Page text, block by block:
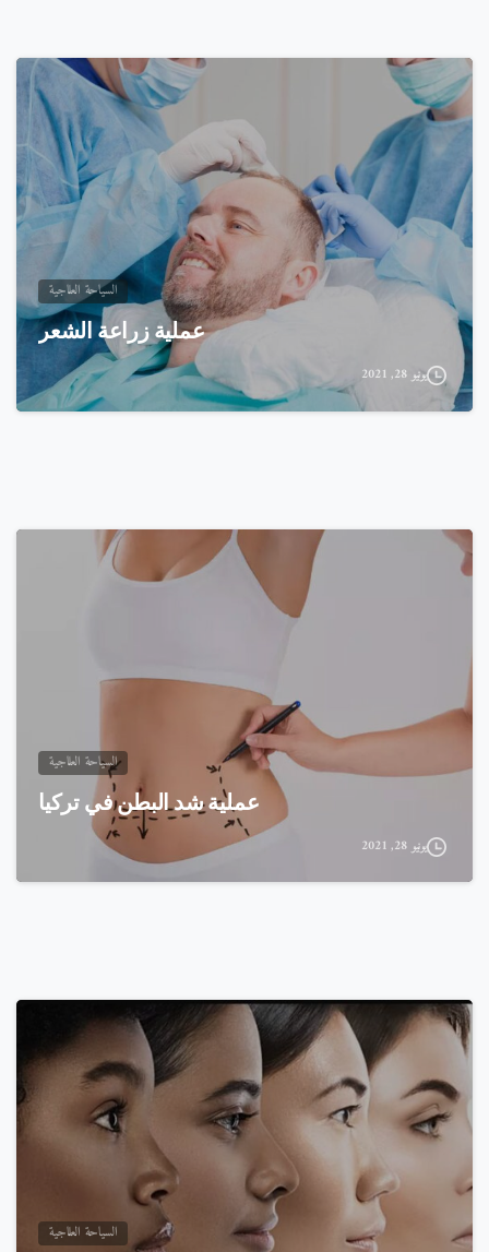
السياحة العلاجية
عملية زراعة الشعر
يونيو 28, 2021
السياحة العلاجية
عملية شد البطن في تركيا
يونيو 28, 2021
السياحة العلاجية